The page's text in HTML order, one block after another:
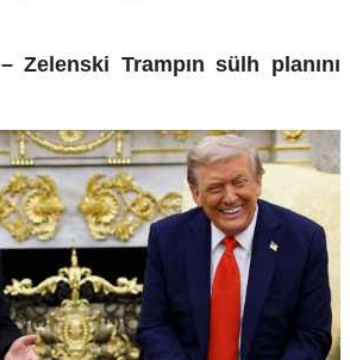
– Zelenski Trampın sülh planını